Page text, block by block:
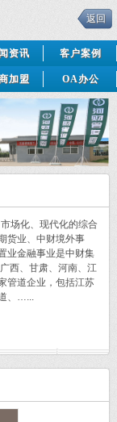
返回
资讯 客户案例
加盟 OA办公
场化、现代化的综合
货业、中财境外事
业金融事业是中财集
西、甘肃、河南、江
管道企业，包括江苏
、…...